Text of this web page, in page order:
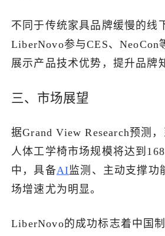
不同于传统家具品牌缓慢的线
LiberNovo参与CES、NeoCon
展示产品技术优势，提升品牌
三、市场展望
据Grand View Research预测
人体工学椅市场规模将达到
中，具备AI监测、主动支撑功
场增速尤为明显。
LiberNovo的成功标志着中国